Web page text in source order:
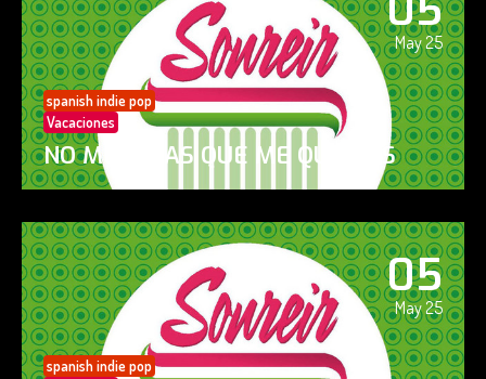
May 25
spanish indie pop
Vacaciones
NO ME DIGAS QUE ME QUIERES
05
May 25
spanish indie pop